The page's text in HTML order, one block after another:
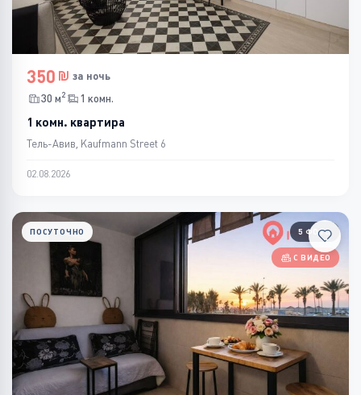
350
за ночь
30 м2 1 комн.
1 комн. квартира
Тель-Авив, Kaufmann Street 6
02.08.2026
5 ФОТО
С ВИДЕО
ПОСУТОЧНО